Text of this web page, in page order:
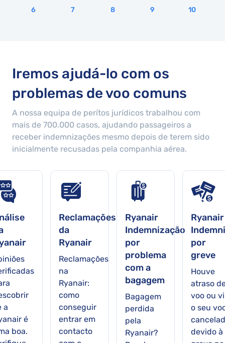
6 7 8 9 10
Iremos ajudá-lo com os
problemas de voo comuns
A nossa equipa de perítos jurídicos trabalhou com
mais de 700.000 casos, ajudando passageiros a
receber indemnizações mesmo depois de terem sido
inicialmente recusadas pela companhia aérea.
a
é
boa.
Reclamações
da
Ryanair
Reclamações
na
Ryanair:
como
conseguir
entrar em
contacto
Ryanair
Indemnização
por
problema
com a
bagagem
Bagagem
perdida
pela
Ryanair?
Ryanair
por
greve
Houve
atraso
voo ou
o seu
devido à